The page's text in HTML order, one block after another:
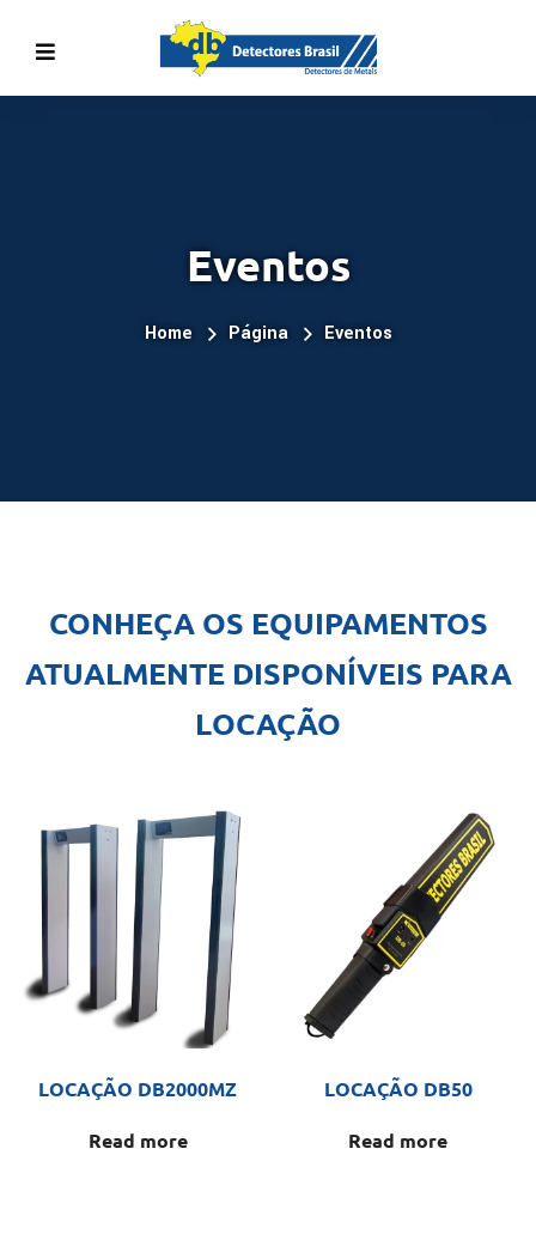
Eventos
Home Página Eventos
CONHEÇA OS EQUIPAMENTOS
ATUALMENTE DISPONÍVEIS PARA
LOCAÇÃO
LOCAÇÃO DB2000MZ
Read more
LOCAÇÃO DB50
Read more